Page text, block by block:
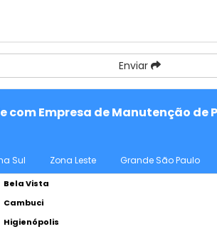
Enviar
com Empresa de Manutenção
Sul Zona Leste Grande São Paulo
Bela Vista
Cambuci
Higienópolis